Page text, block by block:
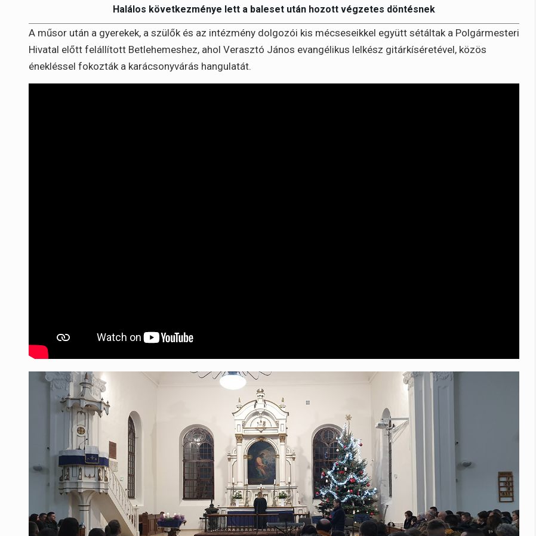
Halálos következménye lett a baleset után hozott végzetes döntésnek
A műsor után a gyerekek, a szülők és az intézmény dolgozói kis mécseseikkel együtt sétáltak a Polgármesteri
Hivatal előtt felállított Betlehemeshez, ahol Verasztó János evangélikus lelkész gitárkíséretével, közös
énekléssel fokozták a karácsonyvárás hangulatát.